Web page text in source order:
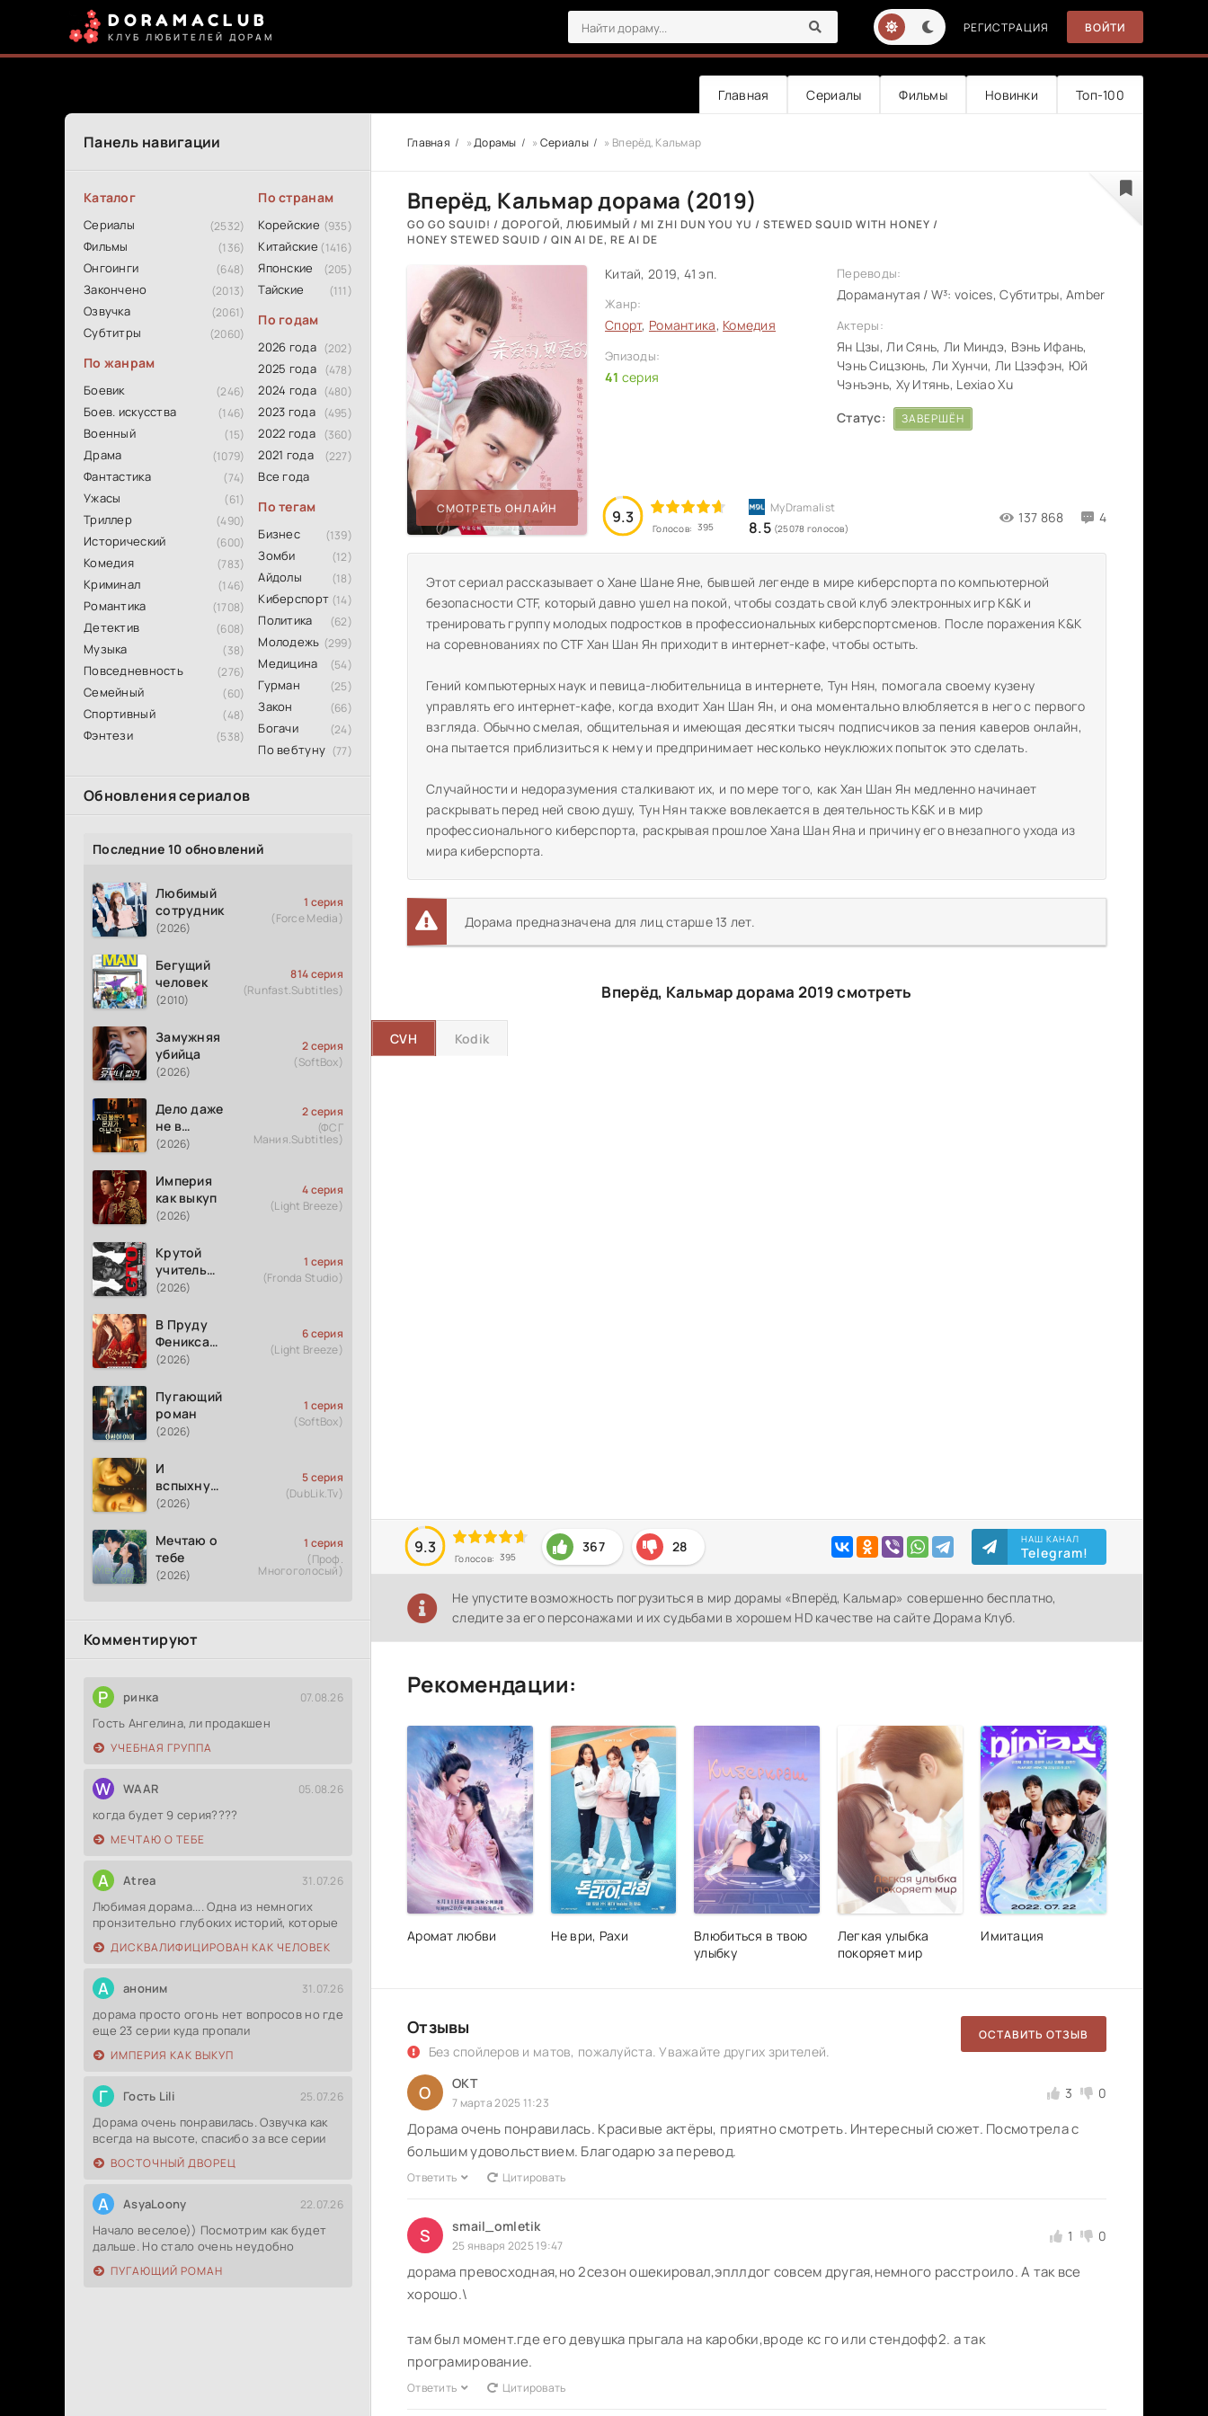
DORAMACLUB
КЛУБ ЛЮБИТЕЛЕЙ ДОРАМ
РЕГИСТРАЦИЯ ВОЙТИ
Главная Сериалы Фильмы Новинки Топ-100
Панель навигации
Каталог
Сериалы (2532)
Фильмы (136)
Онгоинги (648)
Закончено (2013)
Озвучка (2061)
Субтитры (2060)
По жанрам
Боевик (246)
Боев. искусства (146)
Военный (15)
Драма (1079)
Фантастика (74)
Ужасы (61)
Триллер (490)
Исторический (600)
Комедия (783)
Криминал (146)
Романтика (1708)
Детектив (608)
Музыка (38)
Повседневность (276)
Семейный (60)
Спортивный (48)
Фэнтези (538)
По странам
Корейские (935)
Китайские (1416)
Японские (205)
Тайские (111)
По годам
2026 года (202)
2025 года (478)
2024 года (480)
2023 года (495)
2022 года (360)
2021 года (227)
Все года
По тегам
Бизнес (139)
Зомби (12)
Айдолы (18)
Киберспорт (14)
Политика (62)
Молодежь (299)
Медицина (54)
Гурман (25)
Закон (66)
Богачи (24)
По вебтуну (77)
Обновления сериалов
Последние 10 обновлений
Любимый
сотрудник
(2026)
1 серия
(Force Media)
Бегущий
человек
(2010)
814 серия
(Runfast.Subtitles)
Замужняя
убийца
(2026)
2 серия
(SoftBox)
Дело даже
не в
измене
(2026)
2 серия
(ФСГ
Мания.Subtitles)
Империя
как выкуп
(2026)
4 серия
(Light Breeze)
Крутой
учитель
Онидзука
(2026)
(2026)
1 серия
(Fronda Studio)
В Пруду
Феникса
рождается
(2026)
6 серия
(Light Breeze)
Пугающий
роман
(2026)
1 серия
(SoftBox)
И
вспыхнуло
пламя
(2026)
5 серия
(DubLik.Tv)
Мечтаю о
тебе
(2026)
1 серия
(Проф.
Многоголосый)
Комментируют
Р ринка 07.08.26
Гость Ангелина, ли продакшен
УЧЕБНАЯ ГРУППА
W WAAR 05.08.26
когда будет 9 серия????
МЕЧТАЮ О ТЕБЕ
A Atrea 31.07.26
Любимая дорама.... Одна из немногих
пронзительно глубоких историй, которые
ДИСКВАЛИФИЦИРОВАН КАК ЧЕЛОВЕК
А аноним 31.07.26
дорама просто огонь нет вопросов но где
еще 23 серии куда пропали
ИМПЕРИЯ КАК ВЫКУП
Г Гость Lili 25.07.26
Дорама очень понравилась. Озвучка как
всегда на высоте, спасибо за все серии
ВОСТОЧНЫЙ ДВОРЕЦ
A AsyaLoony 22.07.26
Начало веселое)) Посмотрим как будет
дальше. Но стало очень неудобно
ПУГАЮЩИЙ РОМАН
Главная »Дорамы » Сериалы » Вперёд, Кальмар
Вперёд, Кальмар дорама (2019)
GO GO SQUID! / ДОРОГОЙ, ЛЮБИМЫЙ / MI ZHI DUN YOU YU / STEWED SQUID WITH HONEY /
HONEY STEWED SQUID / QIN AI DE, RE AI DE
СМОТРЕТЬ ОНЛАЙН
Китай, 2019, 41 эп.
Жанр:
Спорт, Романтика, Комедия
Эпизоды:
41 серия
9.3
Голосов: 395 8.5 (25078 голосов)
137 868 4
Переводы:
Дораманутая / W³: voices, Субтитры, Amber
Актеры:
Ян Цзы, Ли Сянь, Ли Миндэ, Вэнь Ифань,
Чэнь Сицзюнь, Ли Хунчи, Ли Цзэфэн, Юй
Чэнъэнь, Ху Итянь, Lexiao Xu
Статус:
ЗАВЕРШЁН
Этот сериал рассказывает о Хане Шане Яне, бывшей легенде в мире киберспорта по компьютерной
безопасности CTF, который давно ушел на покой, чтобы создать свой клуб электронных игр K&K и
тренировать группу молодых подростков в профессиональных киберспортсменов. После поражения K&K
на соревнованиях по CTF Хан Шан Ян приходит в интернет-кафе, чтобы остыть.
Гений компьютерных наук и певица-любительница в интернете, Тун Нян, помогала своему кузену
управлять его интернет-кафе, когда входит Хан Шан Ян, и она моментально влюбляется в него с первого
взгляда. Обычно смелая, общительная и имеющая десятки тысяч подписчиков за пения каверов онлайн,
она пытается приблизиться к нему и предпринимает несколько неуклюжих попыток это сделать.
Случайности и недоразумения сталкивают их, и по мере того, как Хан Шан Ян медленно начинает
раскрывать перед ней свою душу, Тун Нян также вовлекается в деятельность K&K и в мир
профессионального киберспорта, раскрывая прошлое Хана Шан Яна и причину его внезапного ухода из
мира киберспорта.
Дорама предназначена для лиц старше 13 лет.
Вперёд, Кальмар дорама 2019 смотреть
CVH Kodik
9.3
Голосов: 395
367 28 НАШ КАНАЛ
Telegram!
Не упустите возможность погрузиться в мир дорамы «Вперёд, Кальмар» совершенно бесплатно,
следите за его персонажами и их судьбами в хорошем HD качестве на сайте Дорама Клуб.
Рекомендации:
Аромат любви Не ври, Рахи
Влюбиться в твою
улыбку
Легкая улыбка
покоряет мир
Имитация
Отзывы
Без спойлеров и матов, пожалуйста. Уважайте других зрителей.
ОСТАВИТЬ ОТЗЫВ
O OKT
7 марта 2025 11:23
3 0
Дорама очень понравилась. Красивые актёры, приятно смотреть. Интересный сюжет. Посмотрела с
большим удовольствием. Благодарю за перевод.
Ответить Цитировать
S smail_omletik
25 января 2025 19:47
1 0
дорама превосходная,но 2сезон ошекировал,эпллдог совсем другая,немного расстроило. А так все
хорошо.\
там был момент.где его девушка прыгала на каробки,вроде кс го или стендофф2. а так
програмирование.
Ответить Цитировать